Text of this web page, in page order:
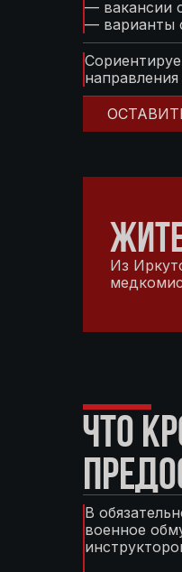
— вакансии
— варианты
Из
ЧТО
В
военное